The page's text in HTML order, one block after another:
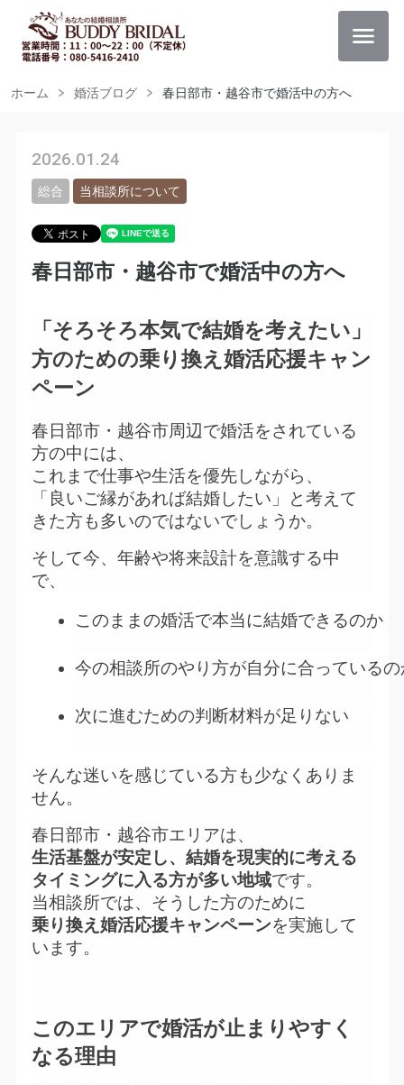
ホーム 婚活ブログ 春日部市・越谷市で婚活中の方へ
2026.01.24
総合 当相談所について
春日部市・越谷市で婚活中の方へ
「そろそろ本気で結婚を考えたい」
方のための乗り換え婚活応援キャン
ペーン
春日部市・越谷市周辺で婚活をされている
方の中には、
これまで仕事や生活を優先しながら、
「良いご縁があれば結婚したい」と考えて
きた方も多いのではないでしょうか。
そして今、年齢や将来設計を意識する中
で、
このままの婚活で本当に結婚できるのか
今の相談所のやり方が自分に合っているの
次に進むための判断材料が足りない
そんな迷いを感じている方も少なくありま
せん。
春日部市・越谷市エリアは、
生活基盤が安定し、結婚を現実的に考える
タイミングに入る方が多い地域です。
当相談所では、そうした方のために
乗り換え婚活応援キャンペーンを実施して
います。
このエリアで婚活が止まりやすく
なる理由